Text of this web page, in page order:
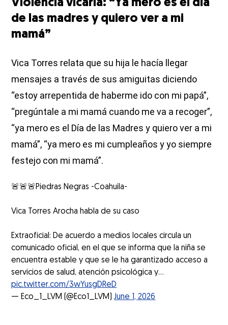
Violencia vicaria: “Ya mero es el día
de las madres y quiero ver a mi
mamá”
Vica Torres relata que su hija le hacía llegar
mensajes a través de sus amiguitas diciendo
“estoy arrepentida de haberme ido con mi papá”,
“pregúntale a mi mamá cuando me va a recoger”,
“ya mero es el Día de las Madres y quiero ver a mi
mamá”, “ya mero es mi cumpleaños y yo siempre
festejo con mi mamá”.
🚨🚨🚨Piedras Negras -Coahuila-
Vica Torres Arocha habla de su caso
Extraoficial: De acuerdo a medios locales circula un
comunicado oficial, en el que se informa que la niña se
encuentra estable y que se le ha garantizado acceso a
servicios de salud, atención psicológica y…
pic.twitter.com/3wYusgDReD
— Eco_1_LVM (@Eco1_LVM)June 1, 2026